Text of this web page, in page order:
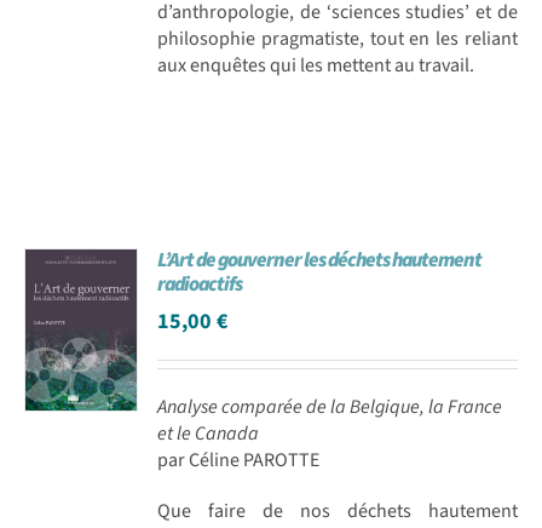
d’anthropologie, de ‘sciences studies’ et de
philosophie pragmatiste, tout en les reliant
aux enquêtes qui les mettent au travail.
L’Art de gouverner les déchets hautement
radioactifs
15,00€
Analyse comparée de la Belgique, la France
et le Canada
par Céline PAROTTE
Que faire de nos déchets hautement